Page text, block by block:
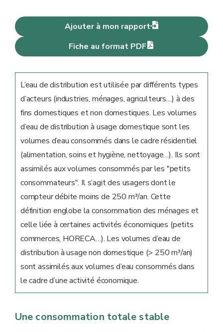
Ajouter à mon rapport
Fiche au format PDF
L’eau de distribution est utilisée par différents types
d’acteurs (industries, ménages, agriculteurs…) à des
fins domestiques et non domestiques. Les volumes
d’eau de distribution à usage domestique sont les
volumes d’eau consommés dans le cadre résidentiel
(alimentation, soins et hygiène, nettoyage…). Ils sont
assimilés aux volumes consommés par les "petits
consommateurs". Il s’agit des usagers dont le
compteur débite moins de 250 m³/an. Cette
définition englobe la consommation des ménages et
celle liée à certaines activités économiques (petits
commerces, HORECA…). Les volumes d’eau de
distribution à usage non domestique (> 250 m³/an)
sont assimilés aux volumes d’eau consommés dans
le cadre d’une activité économique.
Une consommation totale stable